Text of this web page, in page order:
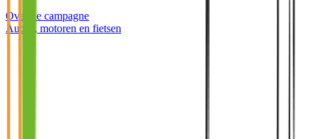
Over de campagne
Auto's, motoren en fietsen